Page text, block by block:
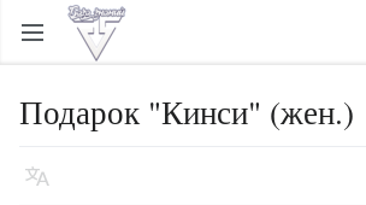
Открыть главное меню
Подарок "Кинси" (жен.)
Язык